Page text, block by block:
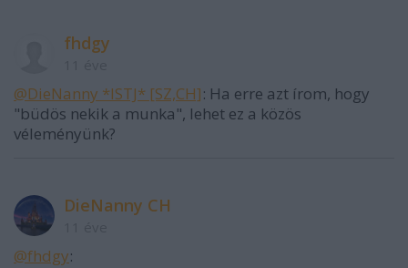
fhdgy
@DieNanny *ISTJ* [SZ,CH]: Ha erre azt írom, hogy
"büdös nekik a munka", lehet ez a közös
véleményünk?
DieNanny CH
@fhdgy: